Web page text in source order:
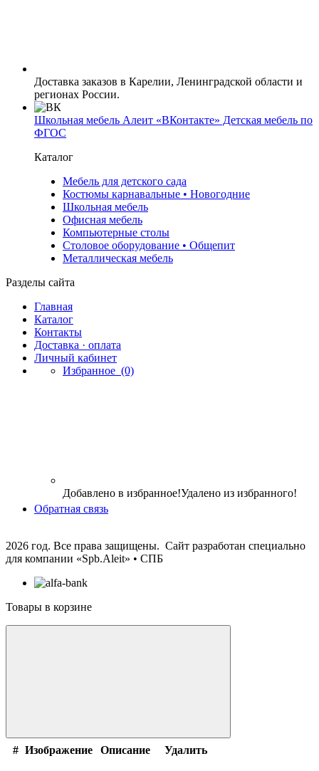
Доставка заказов в Карелии, Ленинградской области и
регионах России.
Школьная мебель Алеит «ВКонтакте» Детская мебель по
ФГОС
Каталог
Мебель для детского сада
Костюмы карнавальные • Новогодние
Школьная мебель
Офисная мебель
Компьютерные столы
Столовое оборудование • Общепит
Металлическая мебель
Разделы сайта
Главная
Каталог
Контакты
Доставка · оплата
Личный кабинет
Избранное (0)
Добавлено в избранное!Удалено из избранного!
Обратная связь
2026 год. Все права защищены. Сайт разработан специально
для компании «Spb.Aleit» • СПБ
Товары в корзине
# Изображение Описание Удалить